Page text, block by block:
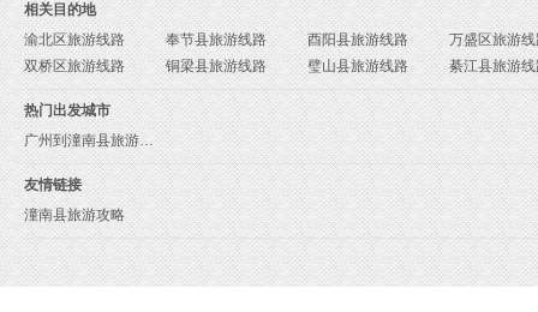
相关目的地
渝北区旅游线路
奉节县旅游线路 酉阳县旅游线路
万盛区旅游
双桥区旅游线路
铜梁县旅游线路 璧山县旅游线路 綦江县旅游
热门出发城市
广州到潼南县旅游报价
友情链接
潼南县旅游攻略